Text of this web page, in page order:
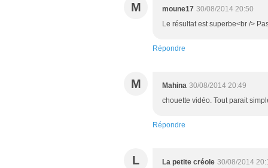
M moune17 30/08/2014 20:50
Le résultat est superbe<br />
Répondre
M Mahina 30/08/2014 20:49
chouette vidéo. Tout parait
Répondre
L La petite créole 30/08/2014